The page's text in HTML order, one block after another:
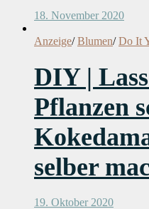
18. November 2020
Anzeige/ Blumen/ Do It
DIY |
Pflanzen
selber
19. Oktober 2020